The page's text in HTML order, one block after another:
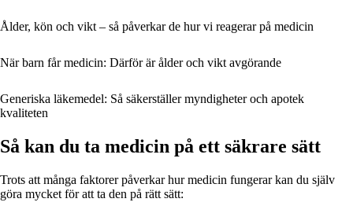
Ålder, kön och vikt – så påverkar de hur vi reagerar på medicin
När barn får medicin: Därför är ålder och vikt avgörande
Generiska läkemedel: Så säkerställer myndigheter och apotek
kvaliteten
Så kan du ta medicin på ett säkrare sätt
Trots att många faktorer påverkar hur medicin fungerar kan du själv
göra mycket för att ta den på rätt sätt: